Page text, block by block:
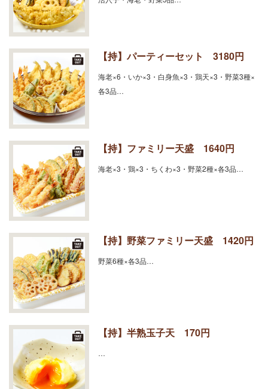
【持】パーティーセット 3180円
海老×6・いか×3・白身魚×3・鶏天×3・野菜3種×
各3品…
【持】ファミリー天盛 1640円
海老×3・鶏×3・ちくわ×3・野菜2種×各3品…
【持】野菜ファミリー天盛 1420円
野菜6種×各3品…
【持】半熟玉子天 170円
…